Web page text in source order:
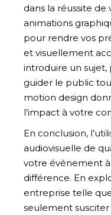
dans la réussite
animations
pour rendre vos
et visuellement
introduire un sujet,
guider le public
motion design
l’impact à votre
En conclusion,
audiovisuelle de
votre événement
différence. En
entreprise telle
seulement susciter